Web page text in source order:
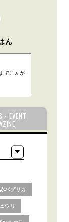
ん
でこんが
・EVENT
赤パプリカ
ウリ